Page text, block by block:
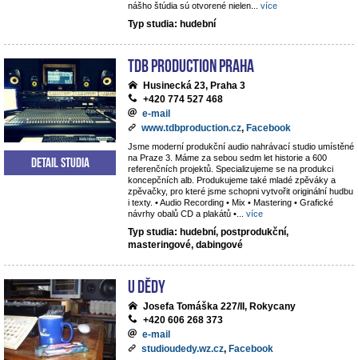
nášho štúdia sú otvorené nielen
více
Typ studia: hudební
TdB Production Praha
Husinecká 23, Praha 3
+420 774 527 468
e-mail
www.tdbproduction.cz, Facebook
Jsme moderní produkční audio nahrávací studio umístěné
na Praze 3. Máme za sebou sedm let historie a 600
referenčních projektů. Specializujeme se na produkci
koncepčních alb. Produkujeme také mladé zpěváky a
zpěvačky, pro které jsme schopni vytvořit originální hudbu
i texty. • Audio Recording • Mix • Mastering • Grafické
návrhy obalů CD a plakátů •
více
Typ studia: hudební, postprodukční,
masteringové, dabingové
Detail studia
U dědy
Josefa Tomáška 227/II, Rokycany
+420 606 268 373
e-mail
studioudedy.wz.cz, Facebook